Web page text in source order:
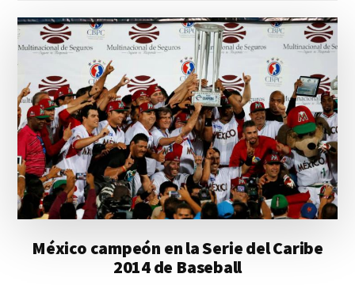
México campeón en la Serie del Caribe
2014 de Baseball